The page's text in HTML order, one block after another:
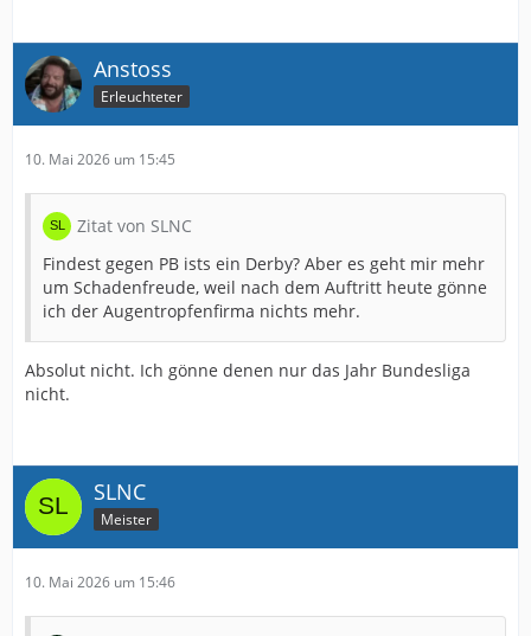
Anstoss
Erleuchteter
10. Mai 2026 um 15:45
Zitat von SLNC
Findest gegen PB ists ein Derby? Aber es geht mir mehr
um Schadenfreude, weil nach dem Auftritt heute gönne
ich der Augentropfenfirma nichts mehr.
Absolut nicht. Ich gönne denen nur das Jahr Bundesliga
nicht.
SLNC
Meister
10. Mai 2026 um 15:46